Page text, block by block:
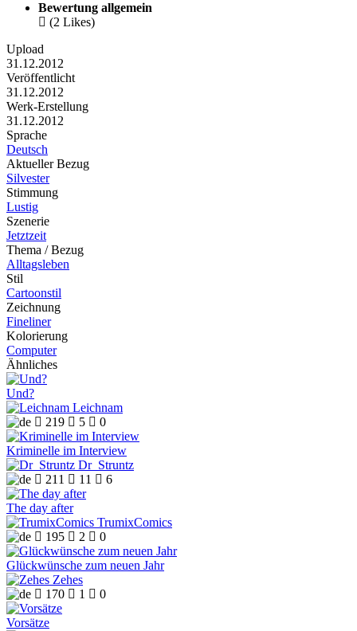
Bewertung allgemein
 (2 Likes)
Upload
31.12.2012
Veröffentlicht
31.12.2012
Werk-Erstellung
31.12.2012
Sprache
Deutsch
Aktueller Bezug
Silvester
Stimmung
Lustig
Szenerie
Jetztzeit
Thema / Bezug
Alltagsleben
Stil
Cartoonstil
Zeichnung
Fineliner
Kolorierung
Computer
Ähnliches
Und?
Leichnam
 219  5  0
Kriminelle im Interview
Dr_Struntz
 211  11  6
The day after
TrumixComics
 195  2  0
Glückwünsche zum neuen Jahr
Zehes
 170  1  0
Vorsätze